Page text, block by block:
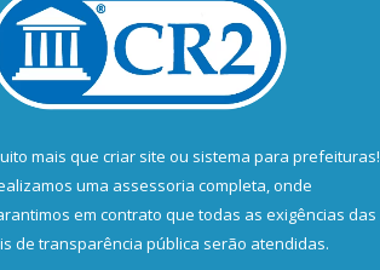
mais que criar site ou sistema para prefeituras!
uma assessoria completa, onde
em contrato que todas as exigências das
de transparência pública serão atendidas.